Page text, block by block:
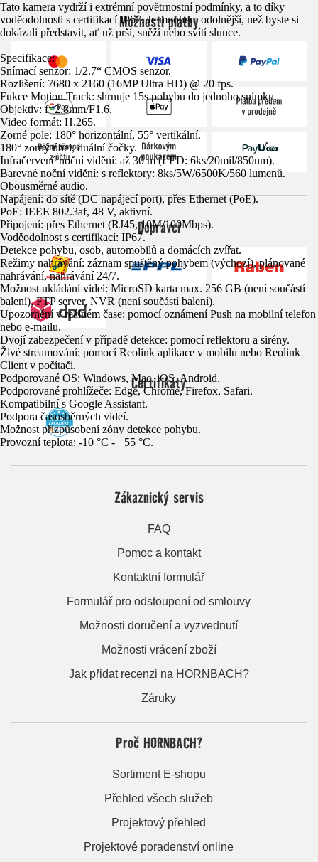
Tato kamera vydrží i extrémní povětrnostní podmínky, a to díky
voděodolnosti s certifikací IP67. Je mnohem odolnější, než byste si
dokázali představit, ať už prší, sněží nebo svítí slunce.
Specifikace:
Snímací senzor: 1/2.7“ CMOS senzor.
Rozlišení: 7680 x 2160 (16MP Ultra HD) @ 20 fps.
Fukce Motion Track: shrnuje 15s pohybu do jednoho snímku.
Objektiv: f=2.8mm/F1.6.
Video formát: H.265.
Zorné pole: 180° horizontální, 55° vertikální.
180° zorný úhel, duální čočky.
Infračervené noční vidění: až 30 m (LED: 6ks/20mil/850nm).
Barevné noční vidění: s reflektory: 8ks/5W/6500K/560 lumenů.
Obousměrné audio.
Napájení: do sítě (DC napájecí port), přes Ethernet (PoE).
PoE: IEEE 802.3af, 48 V, aktivní.
Připojení: přes Ethernet (RJ45, 10M/100Mbps).
Voděodolnost s certifikací: IP67.
Detekce pohybu, osob, automobilů a domácích zvířat.
Režimy nahrávání: záznam spuštěný pohybem (výchozí), plánované
nahrávání, nahrávání 24/7.
Možnost ukládání videí: MicroSD karta max. 256 GB (není součástí
balení), FTP server, NVR (není součástí balení).
Upozornění v reálném čase: pomocí oznámení Push na mobilní telefon
nebo e-mailu.
Dvojí zabezpečení v případě detekce: pomocí reflektoru a sirény.
Živé streamování: pomocí Reolink aplikace v mobilu nebo Reolink
Client v počítači.
Podporované OS: Windows, Mac, iOS, Android.
Podporované prohlížeče: Edge, Chrome, Firefox, Safari.
Kompatibilní s Google Assistant.
Podpora časosběrných videí.
Možnost přizpůsobení zóny detekce pohybu.
Provozní teplota: -10 °C - +55 °C.
Možnosti platby
Dopravci
Certifikáty
Zákaznický servis
FAQ
Pomoc a kontakt
Kontaktní formulář
Formulář pro odstoupení od smlouvy
Možnosti doručení a vyzvednutí
Možnosti vrácení zboží
Jak přidat recenzi na HORNBACH?
Záruky
Proč HORNBACH?
Sortiment E-shopu
Přehled všech služeb
Projektový přehled
Projektové poradenství online